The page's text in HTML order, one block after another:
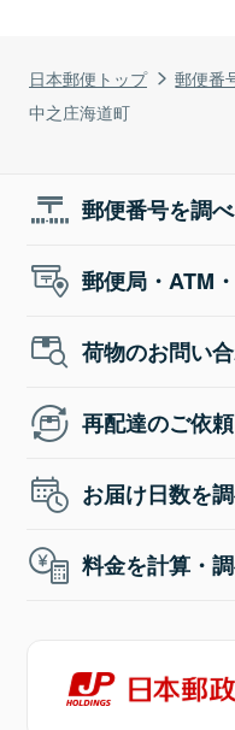
日本郵便トップ 郵便番
中之庄海道町
郵便番号を調
郵便局・ATM
荷物のお問い
再配達のご依頼
お届け日数を
料金を計算・